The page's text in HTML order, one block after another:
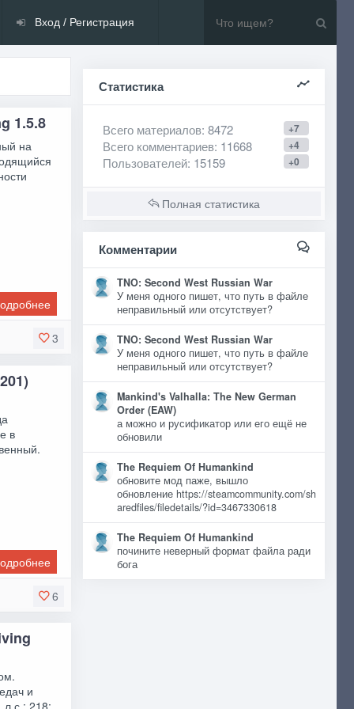
Вход / Регистрация
1.5.8
на
3
в
6
и
Статистика
+7
Всего материалов: 8472
+4
Всего комментариев: 11668
+0
Пользователей: 15159
Полная статистика
Комментарии
TNO: Second West Russian War
У меня одного пишет, что путь в файле
неправильный или отсутствует?
TNO: Second West Russian War
У меня одного пишет, что путь в файле
неправильный или отсутствует?
Mankind's Valhalla: The New German
Order (EAW)
а можно и русификатор или его ещё не
обновили
The Requiem Of Humankind
обновите мод паже, вышло
обновление https://steamcommunity.com/sh
aredfiles/filedetails/?id=3467330618
The Requiem Of Humankind
почините неверный формат файла ради
бога